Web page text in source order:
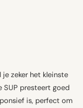
zeker het kleinste
SUP presteert goed
is, perfect om